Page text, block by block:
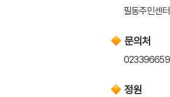
필동주민센
문의처
정원